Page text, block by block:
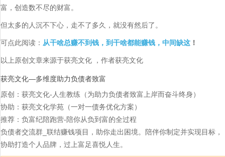
富，创造数不尽的财富。
但太多的人沉不下心，走不了多久，就没有然后了。
可点此阅读： 从干啥总赚不到钱，到干啥都能赚钱，中间缺这 ！
以上原创文章来源于获亮文化 ，作者获亮文化
获亮文化—多维度助力负债者致富
原创：获亮文化-人生教练（为助力负债者致富上岸而奋斗终身）
协助：获亮文化学苑（一对一债务优化方案）
推荐：负富纪陪跑营-陪你从负到富的全过程
负债者交流群_联结赚钱项目，助你走出困境。陪伴你制定并实现目标，
协助打造个人品牌，过上富足喜悦人生。